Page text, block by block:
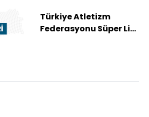
Türkiye Atletizm
Federasyonu Süper Lig